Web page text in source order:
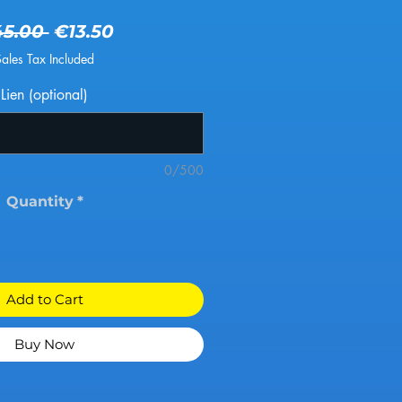
Regular Price
€13.50Sale Price
Tax Included
Lien (optional)
0/500
Quantity *
Add to Cart
Buy Now